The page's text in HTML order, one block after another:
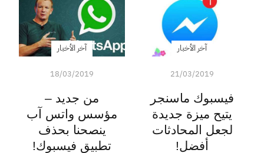
آخر الأخبار
21/03/2019
فيسبوك ماسنجر
يتيح ميزة جديدة
لجعل المحادثات
أفضل!
آخر الأخبار
18/03/2019
من جديد –
مؤسس واتس آب
ينصحنا بحذف
تطبيق فيسبوك!